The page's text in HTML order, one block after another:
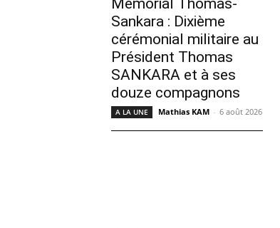
Mémorial Thomas-
Sankara : Dixième
cérémonial militaire au
Président Thomas
SANKARA et à ses
douze compagnons
A LA UNE Mathias KAM - 6 août 2026